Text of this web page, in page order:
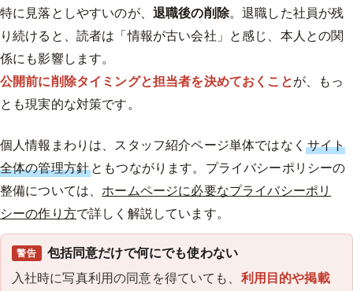
特に見落としやすいのが、 退職後の削除。退職した社員が残
り続けると、読者は「情報が古い会社」と感じ、本人との関
係にも影響します。
公開前に削除タイミングと担当者を決めておくことが、もっ
とも現実的な対策です。
個人情報まわりは、スタッフ紹介ページ単体ではなく サイト
全体の管理方針ともつながります。プライバシーポリシーの
整備については、 ホームページに必要なプライバシーポリ
シーの作り方で詳しく解説しています。
警告 包括同意だけで何にでも使わない
入社時に写真利用の同意を得ていても、 利用目的や掲載